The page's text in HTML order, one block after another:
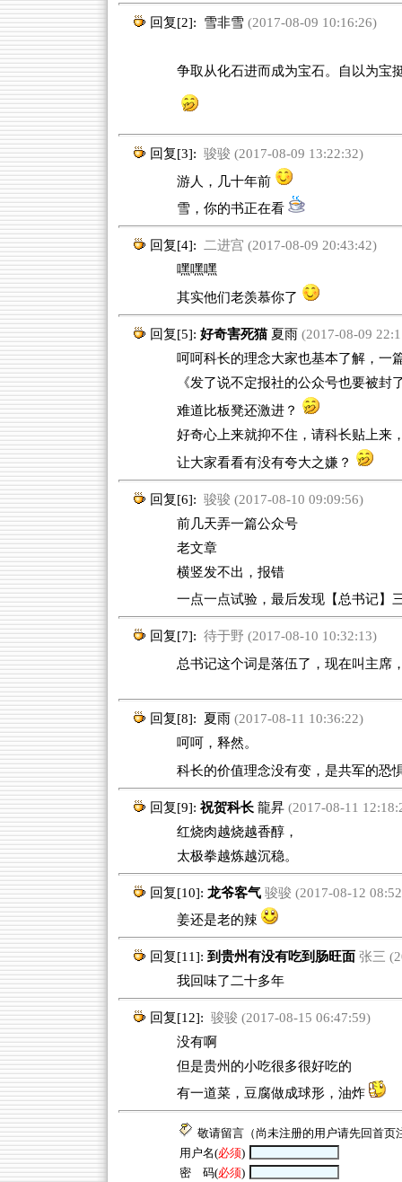
回复[2]: 雪非雪(2017-08-09 10:16:26)
争取从化石进而成为宝石。自以为宝
回复[3]: 骏骏 (2017-08-09 13:22:32)
游人，几十年前
雪，你的书正在看
回复[4]:
二进宫 (2017-08-09 20:43:42)
嘿嘿嘿
其实他们老羡慕你了
回复[5]: 好奇害死猫 夏雨(2017-08-09
呵呵科长的理念大家也基本了解，一
《发了说不定报社的公众号也要被封
难道比板凳还激进？
好奇心上来就抑不住，请科长贴上来
让大家看看有没有夸大之嫌？
回复[6]: 骏骏 (2017-08-10 09:09:56)
前几天弄一篇公众号
老文章
横竖发不出，报错
一点一点试验，最后发现【总书记】
回复[7]: 待于野 (2017-08-10 10:32:13)
总书记这个词是落伍了，现在叫主席
回复[8]: 夏雨(2017-08-11 10:36:22)
呵呵，释然。
科长的价值理念没有变，是共军的恐
回复[9]: 祝贺科长 龍昇(2017-08-11
红烧肉越烧越香醇，
太极拳越炼越沉稳。
回复[10]: 龙爷客气 骏骏 (2017-08-12
姜还是老的辣
回复[11]: 到贵州有没有吃到肠旺面 张三
我回味了二十多年
回复[12]: 骏骏 (2017-08-15 06:47:59)
没有啊
但是贵州的小吃很多很好吃的
有一道菜，豆腐做成球形，油炸
敬请留言（尚未注册的用户请先回首页
用户名(必须)
密 码(必须)